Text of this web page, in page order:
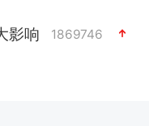
影响 1869746